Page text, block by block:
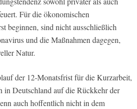
Für die ökonomischen
beginnen, sind nicht ausschließlich
und die Maßnahmen dagegen,
Natur.
der 12-Monatsfrist für die Kurzarbeit,
in Deutschland auf die Rückkehr der
auch hoffentlich nicht in dem